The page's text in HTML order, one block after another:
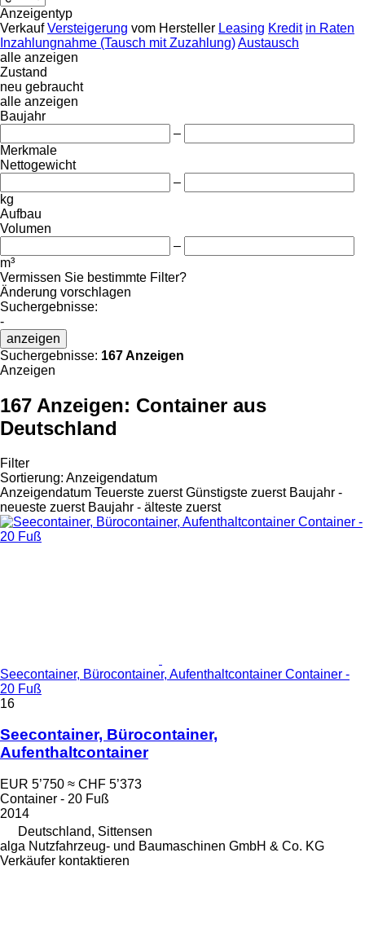
Anzeigentyp
Verkauf Versteigerung vom Hersteller Leasing Kredit in Raten
Inzahlungnahme (Tausch mit Zuzahlung)Austausch
alle anzeigen
Zustand
neu gebraucht
alle anzeigen
Baujahr
–
Merkmale
Nettogewicht
–
kg
Aufbau
Volumen
–
m³
Vermissen Sie bestimmte Filter?
Änderung vorschlagen
Suchergebnisse:
-
anzeigen
Suchergebnisse: 167 Anzeigen
Anzeigen
167 Anzeigen: Container aus
Deutschland
Filter
Sortierung: Anzeigendatum
Anzeigendatum Teuerste zuerst Günstigste zuerst Baujahr -
neueste zuerst Baujahr - älteste zuerst
Seecontainer, Bürocontainer, Aufenthaltcontainer Container -
20 Fuß
16
Seecontainer, Bürocontainer,
Aufenthaltcontainer
EUR 5’750 ≈ CHF 5’373
Container - 20 Fuß
2014
Deutschland, Sittensen
alga Nutzfahrzeug- und Baumaschinen GmbH & Co. KG
Verkäufer kontaktieren